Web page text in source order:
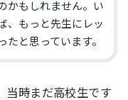
かもしれません。い
、もっと先生にレッ
たと思っています。
当時まだ高校生です